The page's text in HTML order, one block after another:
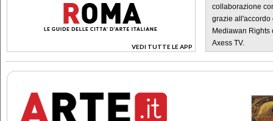
VEDI TUTTE LE APP
>
collaborazione
grazie all'accordo
Mediawan Rights
Axess TV.